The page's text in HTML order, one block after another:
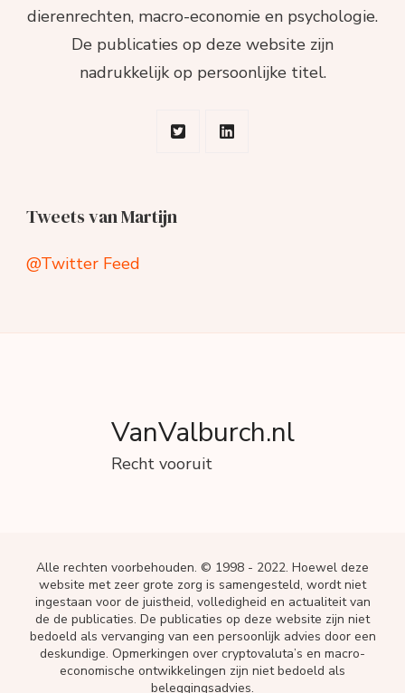
dierenrechten, macro-economie en psychologie.
De publicaties op deze website zijn
nadrukkelijk op persoonlijke titel.
Tweets van Martijn
@Twitter Feed
VanValburch.nl
Recht vooruit
Alle rechten voorbehouden. © 1998 - 2022. Hoewel deze
website met zeer grote zorg is samengesteld, wordt niet
ingestaan voor de juistheid, volledigheid en actualiteit van
de de publicaties. De publicaties op deze website zijn niet
bedoeld als vervanging van een persoonlijk advies door een
deskundige. Opmerkingen over cryptovaluta’s en macro-
economische ontwikkelingen zijn niet bedoeld als
beleggingsadvies.